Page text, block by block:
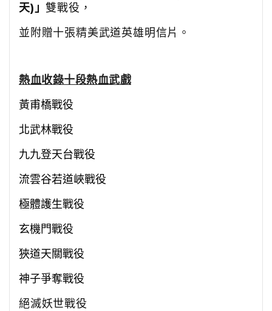
天)」雙戰役，
並附贈十張精美武道英雄明信片。
熱血收錄十段熱血武戲
黃甫橋戰役
北武林戰役
九九登天台戰役
流雲谷若道峽戰役
極體護生戰役
玄機門戰役
狹道天關戰役
神子爭奪戰役
絕滅妖世戰役